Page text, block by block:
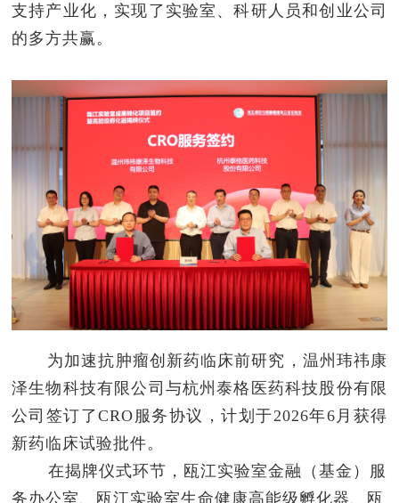
支持产业化，实现了实验室、科研人员和创业公司
的多方共赢。
为加速抗肿瘤创新药临床前研究，温州玮祎康
泽生物科技有限公司与杭州泰格医药科技股份有限
公司签订了CRO服务协议，计划于2026年6月获得
新药临床试验批件。
在揭牌仪式环节，瓯江实验室金融（基金）服
务办公室、瓯江实验室生命健康高能级孵化器、瓯